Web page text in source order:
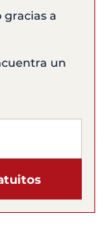
a
un